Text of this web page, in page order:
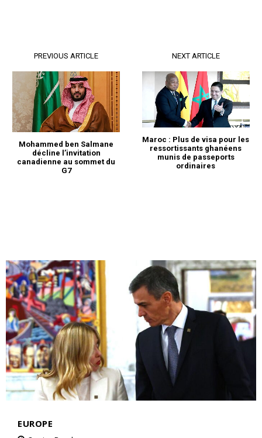
PREVIOUS ARTICLE
Mohammed ben Salmane
décline l’invitation
canadienne au sommet du
G7
NEXT ARTICLE
Maroc : Plus de visa pour les
ressortissants ghanéens
munis de passeports
ordinaires